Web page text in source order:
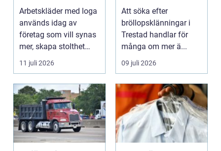
varje dag
Arbetskläder med loga
används idag av
företag som vill synas
mer, skapa stolthet
inte...
11 juli 2026
passform inför den
stora dagen
Att söka efter
bröllopsklänningar i
Trestad handlar för
många om mer ä...
09 juli 2026